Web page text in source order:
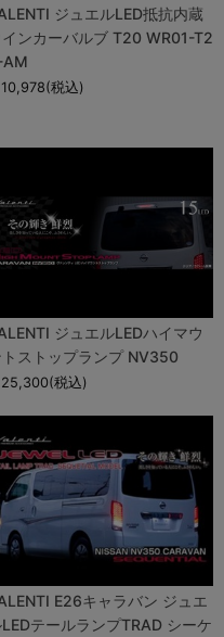
ジュエルLED抵抗内蔵
インカーバルブ T20 WR01-T2
10,978(税込)
ジュエルLEDハイマウ
トストップランプ NV350
25,300(税込)
E26キャラバン ジュエ
LEDテールランプTRAD シーケ